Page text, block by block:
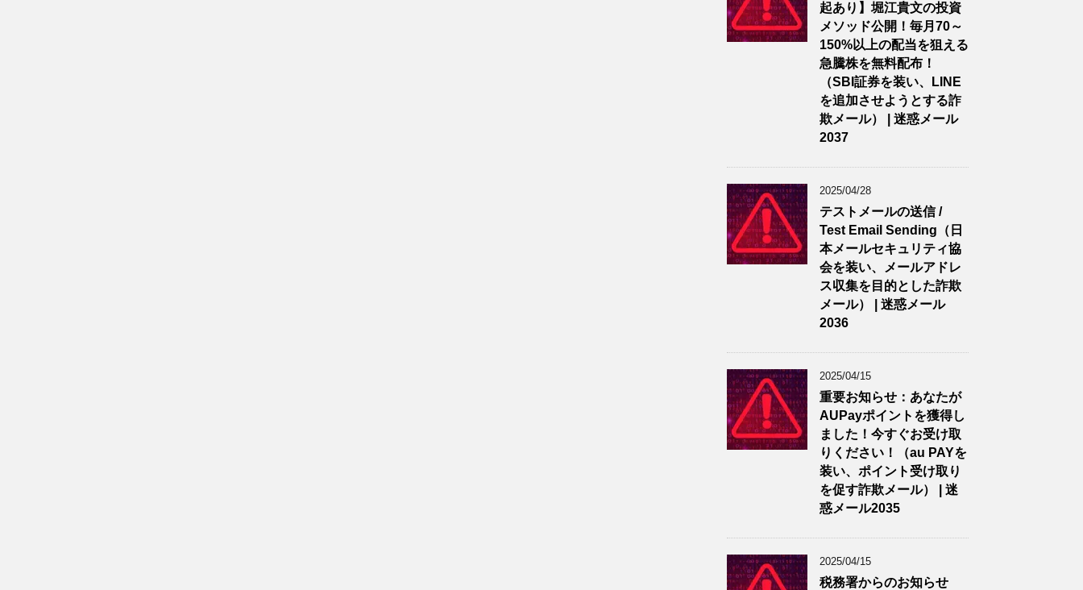
起あり】堀江貴文の投資
メソッド公開！毎月70～
150%以上の配当を狙える
急騰株を無料配布！
（SBI証券を装い、LINE
を追加させようとする詐
欺メール） | 迷惑メール
2037
2025/04/28
テストメールの送信 /
Test Email Sending（日
本メールセキュリティ協
会を装い、メールアドレ
ス収集を目的とした詐欺
メール） | 迷惑メール
2036
2025/04/15
重要お知らせ：あなたが
AUPayポイントを獲得し
ました！今すぐお受け取
りください！（au PAYを
装い、ポイント受け取り
を促す詐欺メール） | 迷
惑メール2035
2025/04/15
税務署からのお知らせ